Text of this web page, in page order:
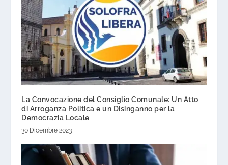
La Convocazione del Consiglio Comunale: Un Atto
di Arroganza Politica e un Disinganno per la
Democrazia Locale
30 Dicembre 2023